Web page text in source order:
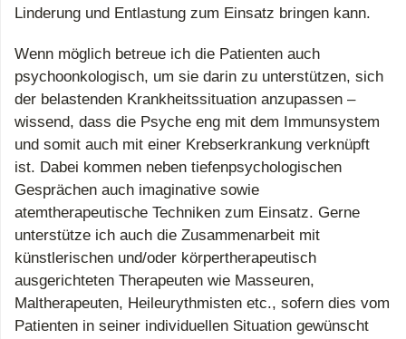
Linderung und Entlastung zum Einsatz bringen kann.
Wenn möglich betreue ich die Patienten auch
psychoonkologisch, um sie darin zu unterstützen, sich
der belastenden Krankheitssituation anzupassen –
wissend, dass die Psyche eng mit dem Immunsystem
und somit auch mit einer Krebserkrankung verknüpft
ist. Dabei kommen neben tiefenpsychologischen
Gesprächen auch imaginative sowie
atemtherapeutische Techniken zum Einsatz. Gerne
unterstütze ich auch die Zusammenarbeit mit
künstlerischen und/oder körpertherapeutisch
ausgerichteten Therapeuten wie Masseuren,
Maltherapeuten, Heileurythmisten etc., sofern dies vom
Patienten in seiner individuellen Situation gewünscht